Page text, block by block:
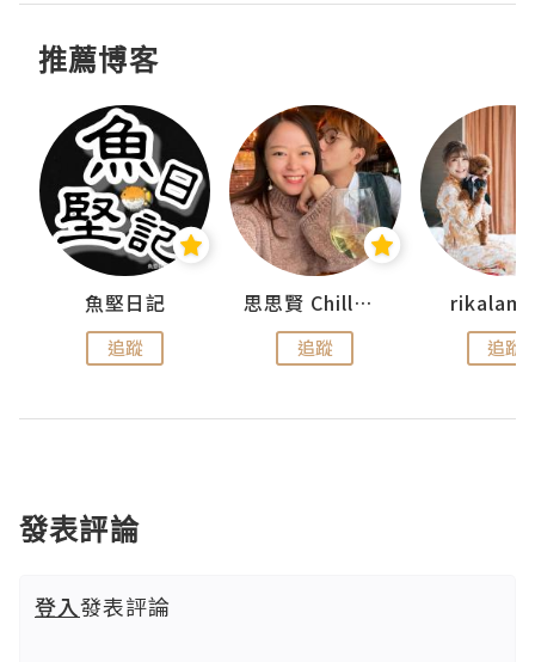
推薦博客
魚堅日記
追蹤
思思賢 ChillMyBabe
追蹤 追蹤
發表評論
登入發表評論